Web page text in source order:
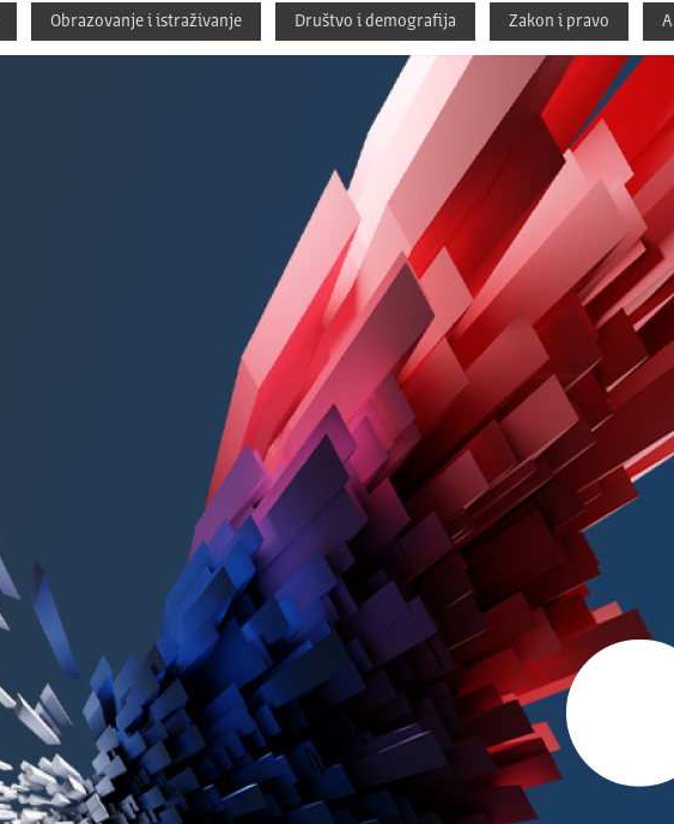
Obrazovanje i istraživanje Društvo i demografija Zakon i pravo